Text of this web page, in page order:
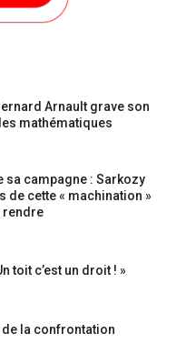
Arnault grave son
mathématiques
sa campagne : Sarkozy
de cette « machination »
rendre
toit c’est un droit ! »
la confrontation